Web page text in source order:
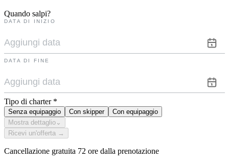
Quando salpi?
DATA DI INIZIO
DATA DI FINE
Tipo di charter *
Senza equipaggio Con skipper
Con equipaggio
Mostra dettaglio ⌄
Ricevi un'offerta →
Cancellazione gratuita 72 ore dalla prenotazione